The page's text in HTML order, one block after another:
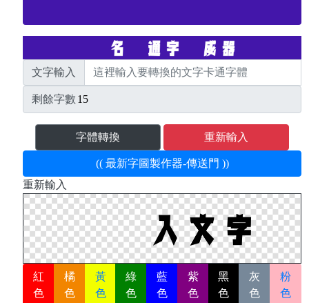
文字輸入
剩餘字數
字體轉換 重新輸入
(( 最新字圖製作器-傳送門 ))
重新輸入
紅
色
橘
色
黃
色
綠
色
藍
色
紫
色
黑
色
灰
色
粉
色